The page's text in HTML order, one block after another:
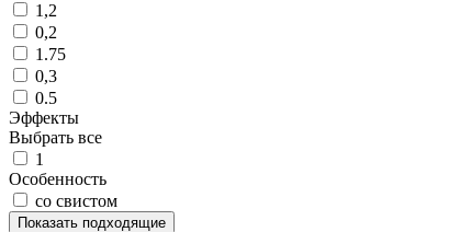
1,2
0,2
1.75
0,3
0.5
Эффекты
Выбрать все
1
Особенность
со свистом
Показать подходящие